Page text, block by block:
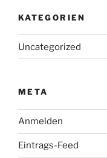
KATEGORIEN
Uncategorized
META
Anmelden
Eintrags-Feed